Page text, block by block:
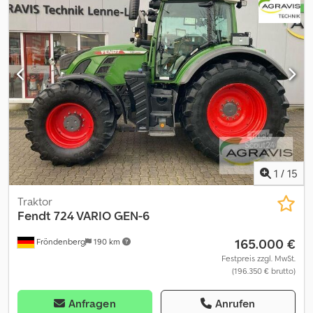
1 / 15
Fröndenberg 190 km
Traktor
Fendt 724 VARIO GEN-6
165.000 €
Festpreis zzgl. MwSt.
(196.350 € brutto)
Anfragen Anrufen